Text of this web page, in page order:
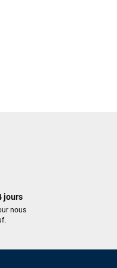
jours
nous